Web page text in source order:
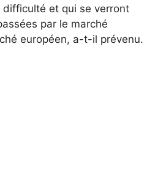
difficulté et qui se verront
par le marché
européen, a-t-il prévenu.